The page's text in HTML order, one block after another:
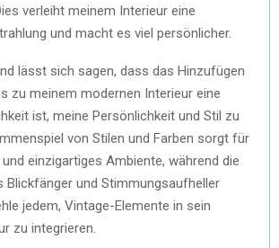
verleiht meinem Interieur eine
und macht es viel persönlicher.
lässt sich sagen, dass das Hinzufügen
zu meinem modernen Interieur eine
ist, meine Persönlichkeit und Stil zu
von Stilen und Farben sorgt für
einzigartiges Ambiente, während die
Blickfänger und Stimmungsaufheller
jedem, Vintage-Elemente in sein
zu integrieren.